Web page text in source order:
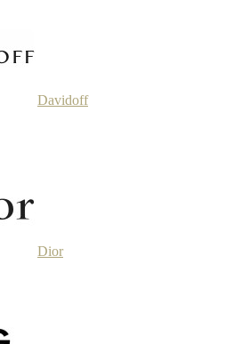
Davidoff
Dior